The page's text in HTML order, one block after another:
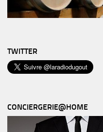
TWITTER
CONCIERGERIE@HOME